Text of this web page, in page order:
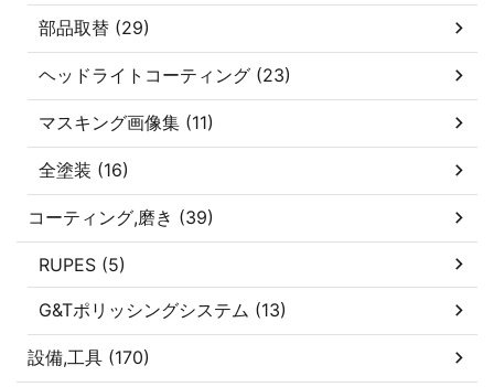
部品取替 (29)
ヘッドライトコーティング (23)
マスキング画像集 (11)
全塗装 (16)
コーティング,磨き (39)
RUPES (5)
G&Tポリッシングシステム (13)
設備,工具 (170)